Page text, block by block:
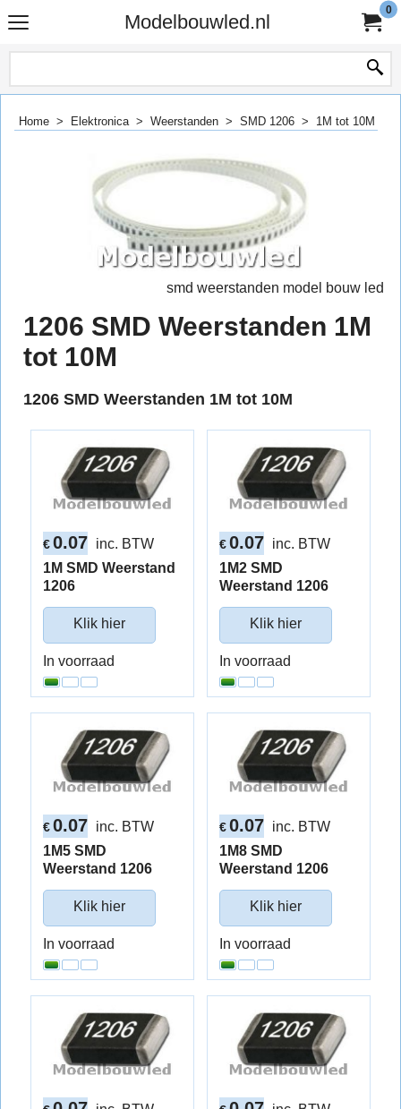
Modelbouwled.nl
0
Home > Elektronica> Weerstanden > SMD 1206 > 1M tot 10M
smd weerstanden model bouw led
1206 SMD Weerstanden 1M
tot 10M
1206 SMD Weerstanden 1M tot 10M
€ 0.07 inc. BTW
1M SMD Weerstand
1206
Klik hier
In voorraad
€0.07 inc. BTW
1M2 SMD
Weerstand 1206
Klik hier
In voorraad
€ 0.07 inc. BTW
1M5 SMD
Weerstand 1206
Klik hier
In voorraad
€0.07 inc. BTW
1M8 SMD
Weerstand 1206
Klik hier
In voorraad